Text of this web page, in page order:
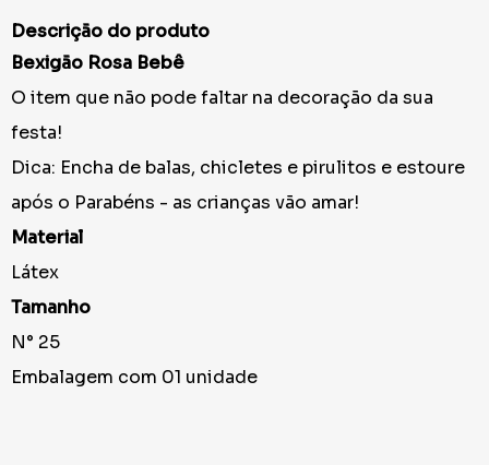
Descrição do produto
Bexigão Rosa Bebê
O item que não pode faltar na decoração da sua
festa!
Dica: Encha de balas, chicletes e pirulitos e estoure
após o Parabéns - as crianças vão amar!
Material
Látex
Tamanho
N° 25
Embalagem com 01 unidade